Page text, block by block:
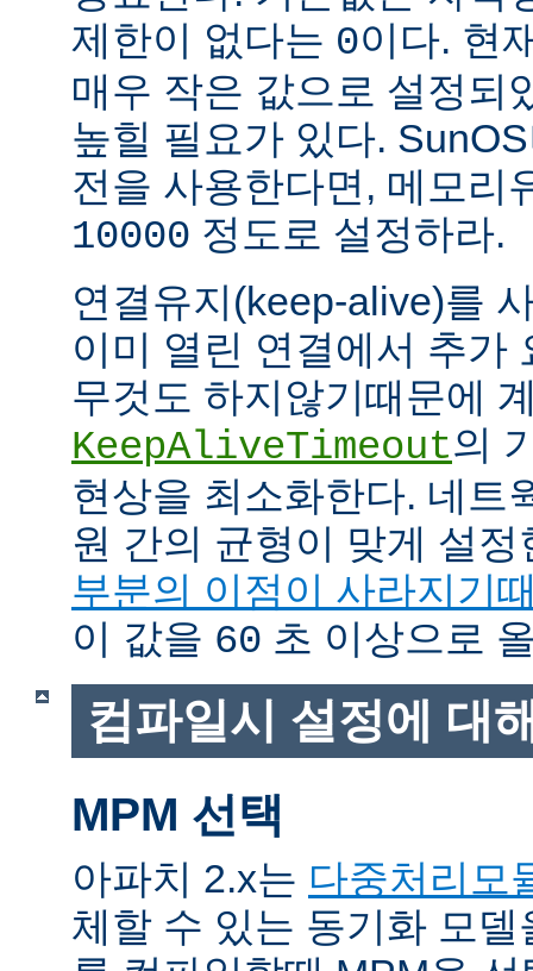
제한이 없다는 0이다. 현
매우 작은 값으로 설정되
높힐 필요가 있다.
전을 사용한다면, 메모리
10000 정도로 설정하라.
연결유지(keep-alive)를
이미 열린 연결에서 추가
무것도 하지않기때문에
KeepAliveTimeout의
현상을 최소화한다. 네트
원 간의 균형이 맞게 설
부분의 이점이 사라지기
이 값을 60 초 이상으로
컴파일시 설정에 대
MPM 선택
아파치 2.x는 다중처리모
체할 수 있는 동기화 모